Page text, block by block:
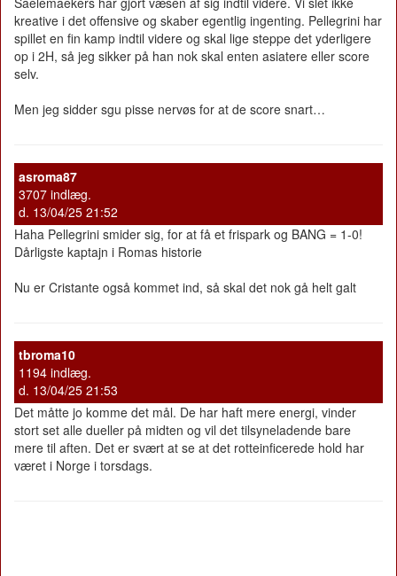
kreative i det offensive og skaber egentlig ingenting. Pellegrini har
spillet en fin kamp indtil videre og skal lige steppe det yderligere
op i 2H, så jeg sikker på han nok skal enten asiatere eller score
selv.
Men jeg sidder sgu pisse nervøs for at de score snart…
asroma87
3707 indlæg.
d. 13/04/25 21:52
Haha Pellegrini smider sig, for at få et frispark og BANG = 1-0!
Dårligste kaptajn i Romas historie
Nu er Cristante også kommet ind, så skal det nok gå helt galt
tbroma10
1194 indlæg.
d. 13/04/25 21:53
Det måtte jo komme det mål. De har haft mere energi, vinder
stort set alle dueller på midten og vil det tilsyneladende bare
mere til aften. Det er svært at se at det rotteinficerede hold har
været i Norge i torsdags.